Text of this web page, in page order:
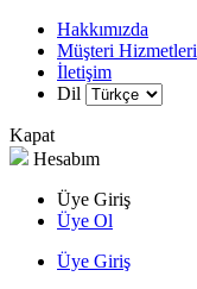
Hakkımızda
Müşteri Hizmetleri
İletişim
Dil
Kapat
Hesabım
Üye Giriş
Üye Ol
Üye Giriş